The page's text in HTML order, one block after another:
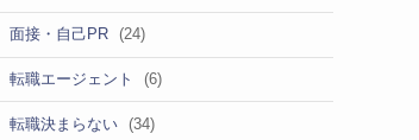
面接・自己PR (24)
転職エージェント (6)
転職決まらない (34)